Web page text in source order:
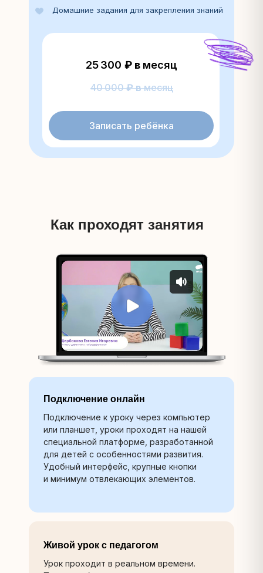
Домашние задания для закрепления знаний
25 300 ₽ в месяц
40 000₽ вмесяц
Записать ребёнка
Как проходят занятия
Подключение к уроку через компьютер
или планшет, уроки проходят на нашей
специальной платформе, разработанной
для детей с особенностями развития.
Удобный интерфейс, крупные кнопки
и минимум отвлекающих элементов.
Подключение онлайн
Урок проходит в реальном времени.
Живой урок с педагогом